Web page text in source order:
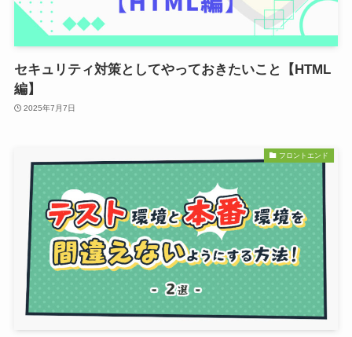
セキュリティ対策としてやっておきたいこと【HTML
編】
2025年7月7日
フロントエンド